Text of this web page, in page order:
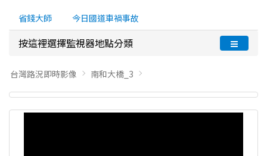
省錢大師 今日國道車禍事故
按這裡選擇監視器地點分類
台灣路況即時影像 南和大橋_3